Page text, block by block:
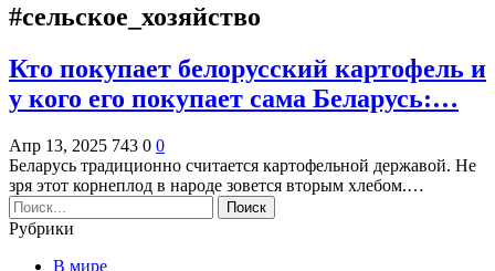
#сельское_хозяйство
Кто покупает белорусский картофель и
у кого его покупает сама Беларусь:…
Апр 13, 2025 743 0 0
Беларусь традиционно считается картофельной державой. Не
зря этот корнеплод в народе зовется вторым хлебом.…
Рубрики
В мире